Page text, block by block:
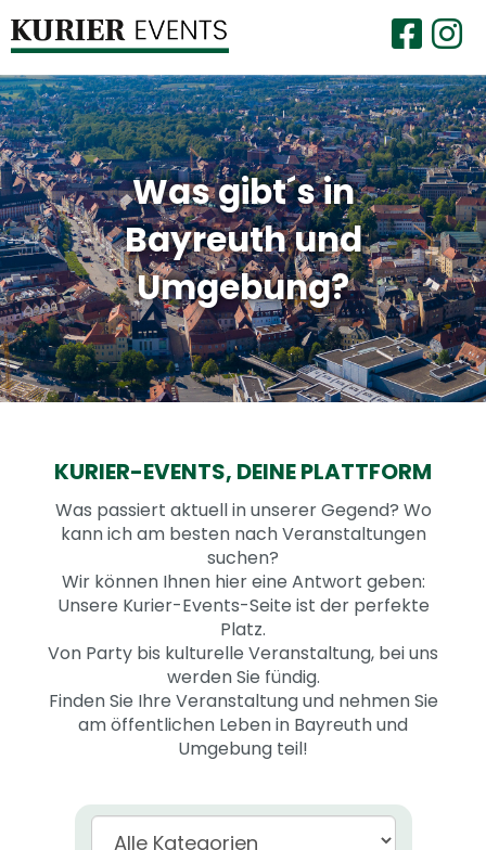
Was gibt´s in
Bayreuth und
Umgebung?
KURIER-EVENTS, DEINE PLATTFORM
Was passiert aktuell in unserer Gegend? Wo
kann ich am besten nach Veranstaltungen
suchen?
Wir können Ihnen hier eine Antwort geben:
Unsere Kurier-Events-Seite ist der perfekte
Platz.
Von Party bis kulturelle Veranstaltung, bei uns
werden Sie fündig.
Finden Sie Ihre Veranstaltung und nehmen Sie
am öffentlichen Leben in Bayreuth und
Umgebung teil!